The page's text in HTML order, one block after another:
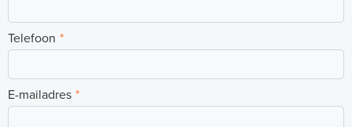
c
t
t
e
Telefoon *
E-mailadres *